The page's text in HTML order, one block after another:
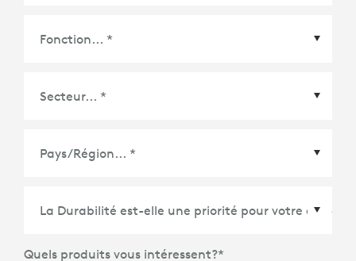
Quels produits vous intéressent?*